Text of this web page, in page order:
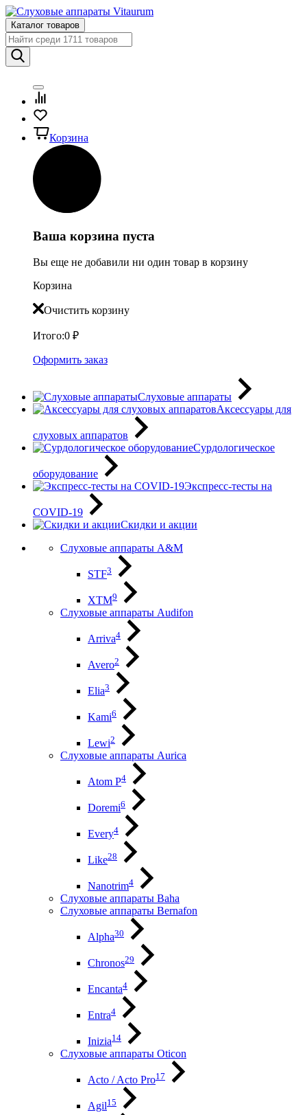
Каталог товаров
Корзина
Ваша корзина пуста
Вы еще не добавили ни один товар в корзину
Корзина
Очистить корзину
Итого:0 ₽
Оформить заказ
Слуховые аппараты
Аксессуары для
слуховых аппаратов
Сурдологическое
оборудование
Экспресс-тесты на
COVID-19
Скидки и акции
Слуховые аппараты A&M
STF3
XTM9
Слуховые аппараты Audifon
Arriva4
Avero2
Elia3
Kami6
Lewi2
Слуховые аппараты Aurica
Atom P4
Doremi6
Every4
Like28
Nanotrim4
Слуховые аппараты Baha
Слуховые аппараты Bernafon
Alpha30
Chronos29
Encanta4
Entra4
Inizia14
Слуховые аппараты Oticon
Acto / Acto Pro17
Agil15